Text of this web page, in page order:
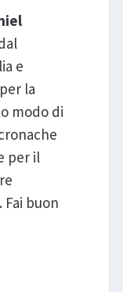
e
la
modo di
per il
buon